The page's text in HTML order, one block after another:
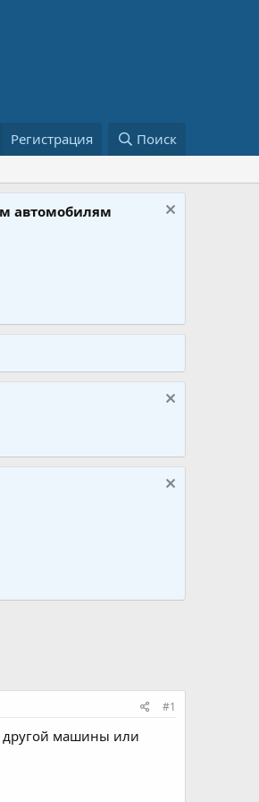
Регистрация Поиск
автомобилям
#1
другой машины или